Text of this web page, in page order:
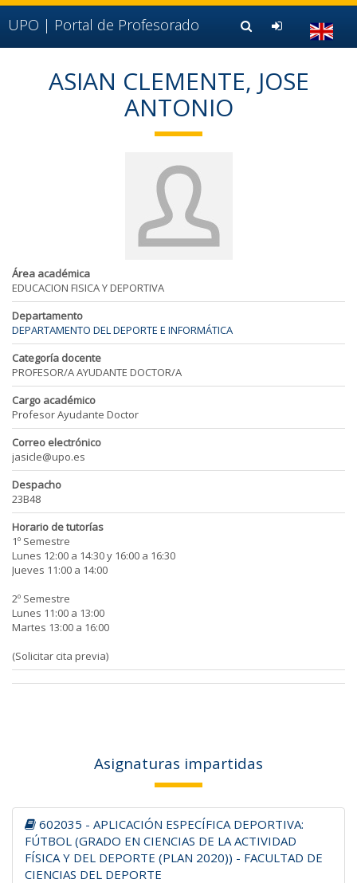
Ir al contenido principal de la página (alt + s)
Ir a la cabecera de la página (alt + c)
Ir al pie de la página (alt + p)
Ir al menú principal (alt + u)
UPO | Portal de Profesorado
ASIAN CLEMENTE, JOSE
ANTONIO
Área académica
EDUCACION FISICA Y DEPORTIVA
Departamento
DEPARTAMENTO DEL DEPORTE E INFORMÁTICA
Categoría docente
PROFESOR/A AYUDANTE DOCTOR/A
Cargo académico
Profesor Ayudante Doctor
Correo electrónico
jasicle@upo.es
Despacho
23B48
Horario de tutorías
1º Semestre
Lunes 12:00 a 14:30 y 16:00 a 16:30
Jueves 11:00 a 14:00
2º Semestre
Lunes 11:00 a 13:00
Martes 13:00 a 16:00
(Solicitar cita previa)
Asignaturas impartidas
602035 - APLICACIÓN ESPECÍFICA DEPORTIVA:
FÚTBOL (GRADO EN CIENCIAS DE LA ACTIVIDAD
FÍSICA Y DEL DEPORTE (PLAN 2020)) - FACULTAD DE
CIENCIAS DEL DEPORTE